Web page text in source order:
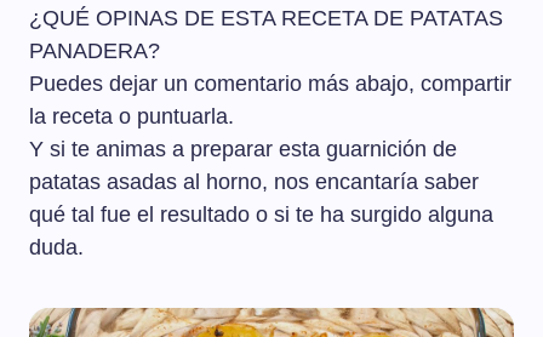
¿QUÉ OPINAS DE ESTA RECETA DE PATATAS
PANADERA?
Puedes dejar un comentario más abajo, compartir
la receta o puntuarla.
Y si te animas a preparar esta guarnición de
patatas asadas al horno, nos encantaría saber
qué tal fue el resultado o si te ha surgido alguna
duda.